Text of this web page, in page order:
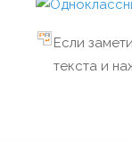
Если
текста и